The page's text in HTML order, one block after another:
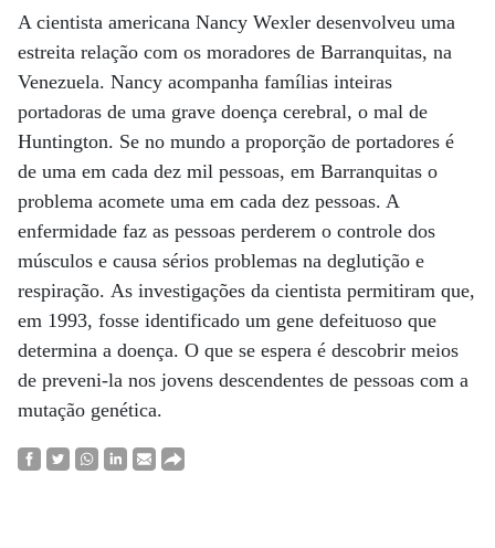
A cientista americana Nancy Wexler desenvolveu uma
estreita relação com os moradores de Barranquitas, na
Venezuela. Nancy acompanha famílias inteiras
portadoras de uma grave doença cerebral, o mal de
Huntington. Se no mundo a proporção de portadores é
de uma em cada dez mil pessoas, em Barranquitas o
problema acomete uma em cada dez pessoas. A
enfermidade faz as pessoas perderem o controle dos
músculos e causa sérios problemas na deglutição e
respiração. As investigações da cientista permitiram que,
em 1993, fosse identificado um gene defeituoso que
determina a doença. O que se espera é descobrir meios
de preveni-la nos jovens descendentes de pessoas com a
mutação genética.